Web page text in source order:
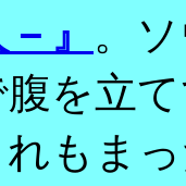
』 。
を立
もま